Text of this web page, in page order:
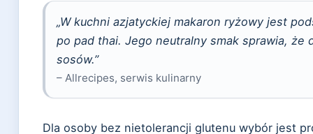
„W kuchni azjatyckiej makaron ryżowy jest
po pad thai. Jego neutralny smak sprawia, że
sosów.”
– Allrecipes, serwis kulinarny
Dla osoby bez nietolerancji glutenu wybór jest